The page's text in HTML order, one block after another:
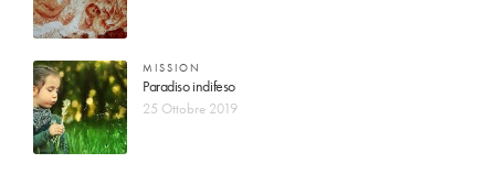
MISSION
Paradiso indifeso
25 Ottobre 2019